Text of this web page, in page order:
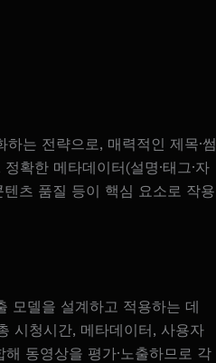
는 전략으로, 매력적인 제목·썸
확한 메타데이터(설명·태그·자
텐츠 품질 등이 핵심 요소로 작용
모델을 설계하고 적용하는 데
시청시간, 메타데이터, 사용자
동영상을 평가·노출하므로 각